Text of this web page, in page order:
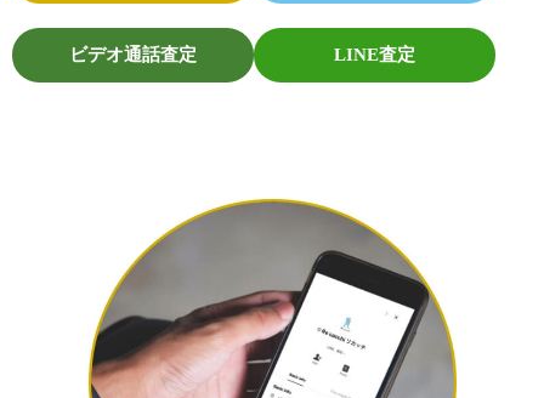
ビデオ通話査定 LINE査定